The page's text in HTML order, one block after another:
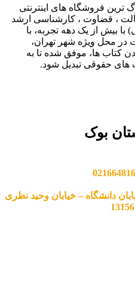
ترین فروشگاه های اینترنتی
، قضاوت ، کارشناسی ارشد
بیش از یک دهه تجربه، با
در محل ویژه شهر تهران،
کتاب ها، موفق شده تا به
حقوقی تبدیل شود.
بوک
دانشگاه – خیابان وحید نظری